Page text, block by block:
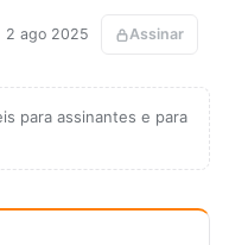
2 ago 2025 Assinar
para assinantes e para